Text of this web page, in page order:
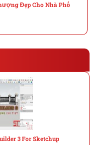
Đẹp Cho Nhà Phố
3 For Sketchup